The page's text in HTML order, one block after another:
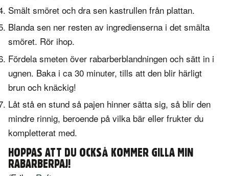
Smält smöret och dra sen kastrullen från plattan.
Blanda sen ner resten av ingredienserna i det smälta
smöret. Rör ihop.
Fördela smeten över rabarberblandningen och sätt in i
ugnen. Baka i ca 30 minuter, tills att den blir härligt
brun och knäckig!
Låt stå en stund så pajen hinner sätta sig, så blir den
mindre rinnig, beroende på vilka bär eller frukter du
kompletterat med.
HOPPAS ATT DU OCKSÅ KOMMER GILLA MIN
RABARBERPAJ!